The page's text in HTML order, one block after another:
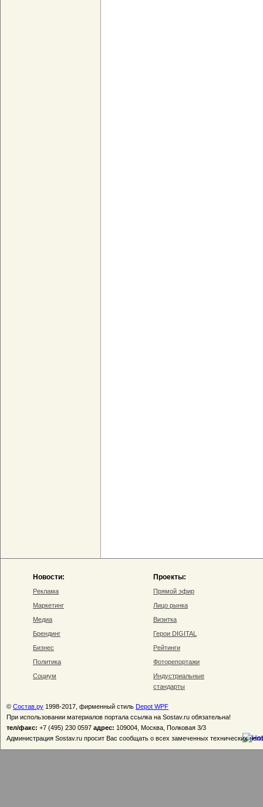
Новости:
Реклама
Маркетинг
Медиа
Брендинг
Бизнес
Политика
Социум
Проекты:
Прямой эфир
Лицо рынка
Визитка
Герои DIGITAL
Рейтинги
Фоторепортажи
Индустриальные
стандарты
© Состав.ру 1998-2017, фирменный стиль Depot WPF
При использовании материалов портала ссылка на Sostav.ru обязательна!
тел/факс: +7 (495) 230 0597 адрес: 109004, Москва, Полковая 3/3
Администрация Sostav.ru просит Вас сообщать о всех замеченных технических